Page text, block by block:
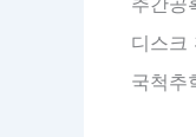
디스크
국척추